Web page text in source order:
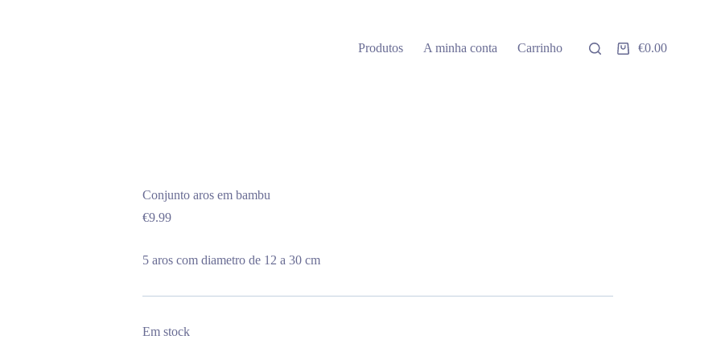
Produtos A minha conta Carrinho
Carrinho
€0.00
Conjunto aros em bambu
€9.99
5 aros com diametro de 12 a 30 cm
Em stock